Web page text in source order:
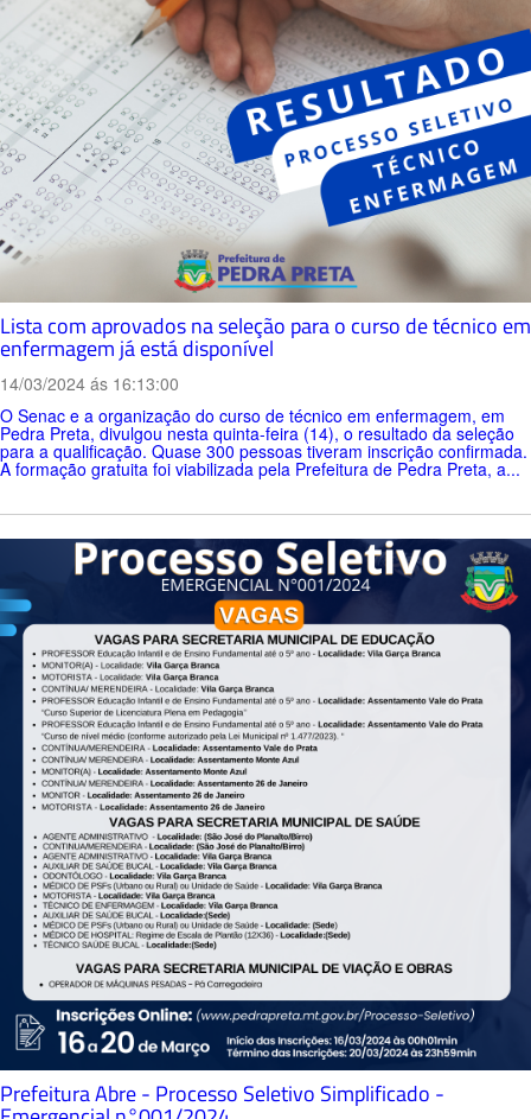
Lista com aprovados na seleção para o curso de técnico em
enfermagem já está disponível
14/03/2024 ás 16:13:00
O Senac e a organização do curso de técnico em enfermagem, em
Pedra Preta, divulgou nesta quinta-feira (14), o resultado da seleção
para a qualificação. Quase 300 pessoas tiveram inscrição confirmada.
A formação gratuita foi viabilizada pela Prefeitura de Pedra Preta, a...
Prefeitura Abre - Processo Seletivo Simplificado -